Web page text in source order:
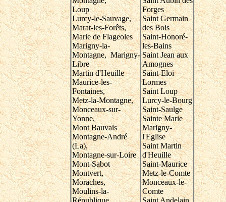
Loup
Lurcy-le-Sauvage,
Marat-les-Forêts,
Marie de Flageoles
Marigny-la-
Montagne, Marigny-
Libre
Martin d'Heuille
Maurice-les-
Fontaines,
Metz-la-Montagne,
Monceaux-sur-
Yonne,
Mont Bauvais
Montagne-André
(La),
Montagne-sur-Loire
Mont-Sabot
Montvert,
Moraches,
Moulins-la-
République,
Forges
Saint Germain
des Bois
Saint-Honoré-
les-Bains
Saint Jean aux
Amognes
Saint-Eloi
Lormes
Saint Loup
Lurcy-le-Bourg
Saint-Saulge
Sainte Marie
Marigny-
l'Eglise
Saint Martin
d'Heuille
Saint-Maurice
Metz-le-Comte
Monceaux-le-
Comte
Saint Andelain